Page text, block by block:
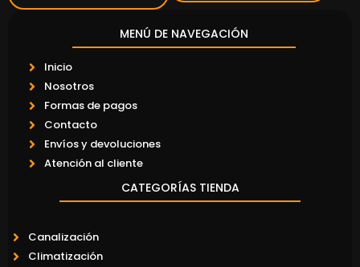
MENÚ DE NAVEGACIÓN
Inicio
Nosotros
Formas de pagos
Contacto
Envíos y devoluciones
Atención al cliente
CATEGORÍAS TIENDA
Canalización
Climatización